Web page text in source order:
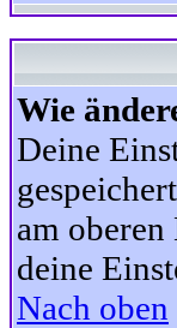
Wie
Deine
am
deine
Nach oben